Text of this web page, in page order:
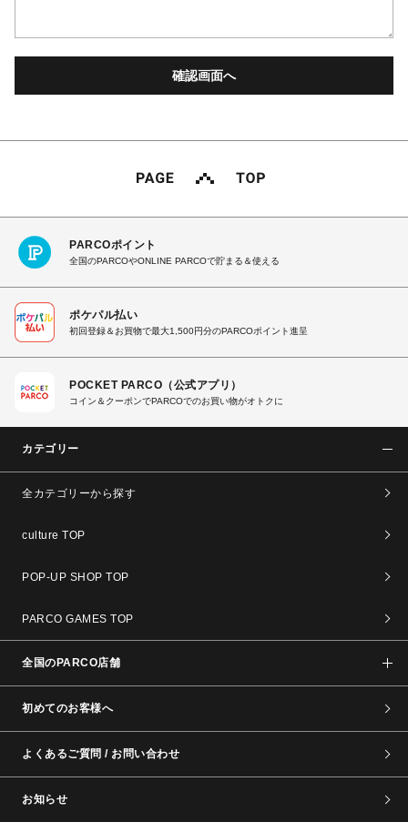
PARCOポイント
全国のPARCOやONLINE PARCOで貯まる＆使える
ポケパル払い
初回登録＆お買物で最大1,500円分のPARCOポイント進呈
POCKET PARCO（公式アプリ）
コイン＆クーポンでPARCOでのお買い物がオトクに
カテゴリー
全カテゴリーから探す
culture TOP
POP-UP SHOP TOP
PARCO GAMES TOP
全国のPARCO店舗
初めてのお客様へ
よくあるご質問 / お問い合わせ
お知らせ